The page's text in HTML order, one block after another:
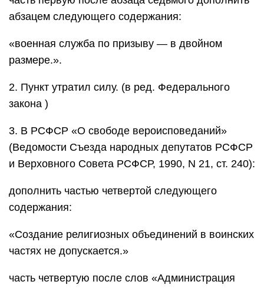
абзацем следующего содержания:
«военная служба по призыву — в двойном
размере.».
2. Пункт утратил силу. (в ред. Федерального
закона )
3. В РСФСР «О свободе вероисповеданий»
(Ведомости Съезда народных депутатов РСФСР
и Верховного Совета РСФСР, 1990, N 21, ст. 240):
дополнить частью четвертой следующего
содержания:
«Создание религиозных объединений в воинских
частях не допускается.»
часть четвертую после слов «Администрация